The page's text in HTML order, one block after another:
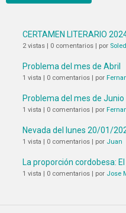
CERTAMEN LITERARIO
2 vistas 0 comentarios por
Problema del mes de Abril
1 vista 0 comentarios por
Problema del mes de Junio
1 vista 0 comentarios por
Nevada del lunes 20/01/
1 vista 0 comentarios por Juan
La proporción cordobesa:
1 vista 0 comentarios por Jose